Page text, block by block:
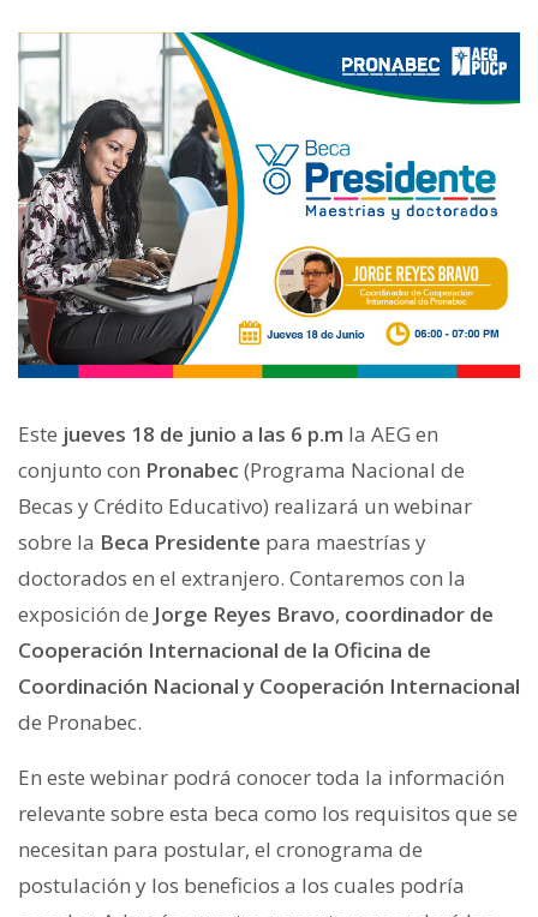
Este jueves 18 de junio a las 6 p.m la AEG en
conjunto con Pronabec (Programa Nacional de
Becas y Crédito Educativo) realizará un webinar
sobre la Beca Presidente para maestrías y
doctorados en el extranjero. Contaremos con la
exposición de Jorge Reyes Bravo, coordinador de
Cooperación Internacional de la Oficina de
Coordinación Nacional y Cooperación Internacional
de Pronabec.
En este webinar podrá conocer toda la información
relevante sobre esta beca como los requisitos que se
necesitan para postular, el cronograma de
postulación y los beneficios a los cuales podría